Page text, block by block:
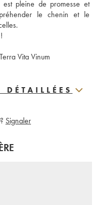
pleine de promesse et
le chenin et le
Vita Vinum
DÉTAILLÉES
Signaler